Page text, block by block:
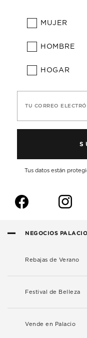
MUJER
HOMBRE
HOGAR
TU CORREO
Tus datos están
f i
NEGOCIOS PALACIO
Rebajas de Verano
Festival de Belleza
Vende en Palacio